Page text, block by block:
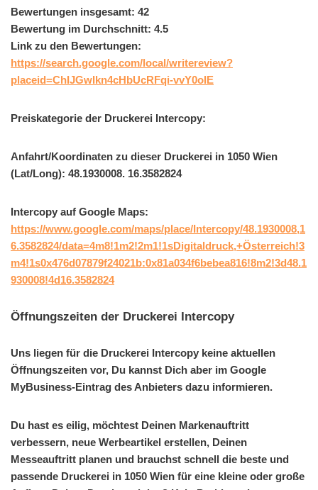
Bewertungen insgesamt: 42
Bewertung im Durchschnitt: 4.5
Link zu den Bewertungen:
https://search.google.com/local/writereview?
placeid=ChIJGwIkn4cHbUcRFqi-vvY0oIE
Preiskategorie der Druckerei Intercopy:
Anfahrt/Koordinaten zu dieser Druckerei in 1050 Wien
(Lat/Long): 48.1930008. 16.3582824
Intercopy auf Google Maps:
https://www.google.com/maps/place/Intercopy/48.1930008,1
6.3582824/data=4m8!1m2!2m1!1sDigitaldruck,+Österreich!3
m4!1s0x476d07879f24021b:0x81a034f6bebea816!8m2!3d48.1
930008!4d16.3582824
Öffnungszeiten der Druckerei Intercopy
Uns liegen für die Druckerei Intercopy keine aktuellen
Öffnungszeiten vor, Du kannst Dich aber im Google
MyBusiness-Eintrag des Anbieters dazu informieren.
Du hast es eilig, möchtest Deinen Markenauftritt
verbessern, neue Werbeartikel erstellen, Deinen
Messeauftritt planen und brauchst schnell die beste und
passende Druckerei in 1050 Wien für eine kleine oder große